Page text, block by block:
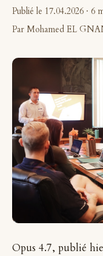
Publié le 17.04.2026 · 6
Par Mohamed EL
Opus 4.7, publié